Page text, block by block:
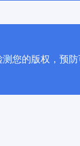
您的版权，预